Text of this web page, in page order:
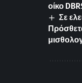
οίκο
Σε